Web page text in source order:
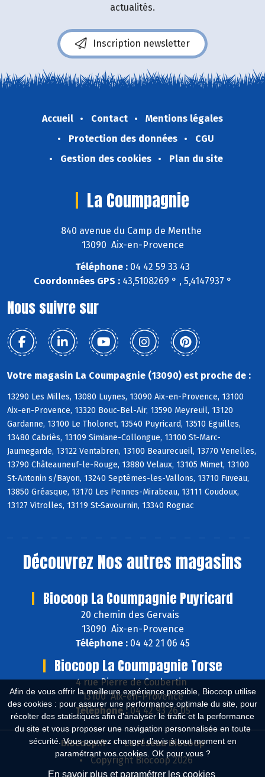
Afin de vous offrir la meilleure expérience possible, Biocoop utilise
des cookies : pour assurer une performance optimale du site, pour
récolter des statistiques afin d'analyser le trafic et la performance
du site et vous proposer une navigation personnalisée en toute
sécurité. Vous pouvez changer d'avis à tout moment en
paramétrant vos cookies. OK pour vous ?
En savoir plus et paramétrer les cookies
actualités.
Inscription newsletter
Accueil Contact
Mentions légales
Protection des données
CGU
Gestion des cookies
Plan du site
La Coumpagnie
840 avenue du Camp de Menthe
13090 Aix-en-Provence
Téléphone : 04 42 59 33 43
Coordonnées GPS :43,5108269 ° , 5,4147937 °
Nous suivre sur
Votre magasin La Coumpagnie (13090) est proche de :
13290 Les Milles, 13080 Luynes, 13090 Aix-en-Provence, 13100
Aix-en-Provence, 13320 Bouc-Bel-Air, 13590 Meyreuil, 13120
Gardanne, 13100 Le Tholonet, 13540 Puyricard, 13510 Eguilles,
13480 Cabriès, 13109 Simiane-Collongue, 13100 St-Marc-
Jaumegarde, 13122 Ventabren, 13100 Beaurecueil, 13770 Venelles,
13790 Châteauneuf-le-Rouge, 13880 Velaux, 13105 Mimet, 13100
St-Antonin s/Bayon, 13240 Septèmes-les-Vallons, 13710 Fuveau,
13850 Gréasque, 13170 Les Pennes-Mirabeau, 13111 Coudoux,
13127 Vitrolles, 13119 St-Savournin, 13340 Rognac
Découvrez Nos autres magasins
Biocoop La Coumpagnie Puyricard
20 chemin des Gervais
13090 Aix-en-Provence
Téléphone : 04 42 21 06 45
Biocoop La Coumpagnie Torse
4 rue Pierre de Coubertin
13100 Aix-en-Provence
Téléphone :04 42 93 26 05
Biocoop.fr
Le réseau Biocoop
Copyright Biocoop 2026